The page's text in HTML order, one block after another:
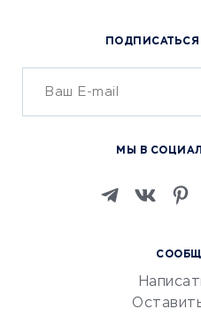
Сервисы доставки
ОБУЧЕНИЕ И РАБОТА
Изучение
Маркетинг и продажи
Репетиторство
Красота и здоровье
МЫ В